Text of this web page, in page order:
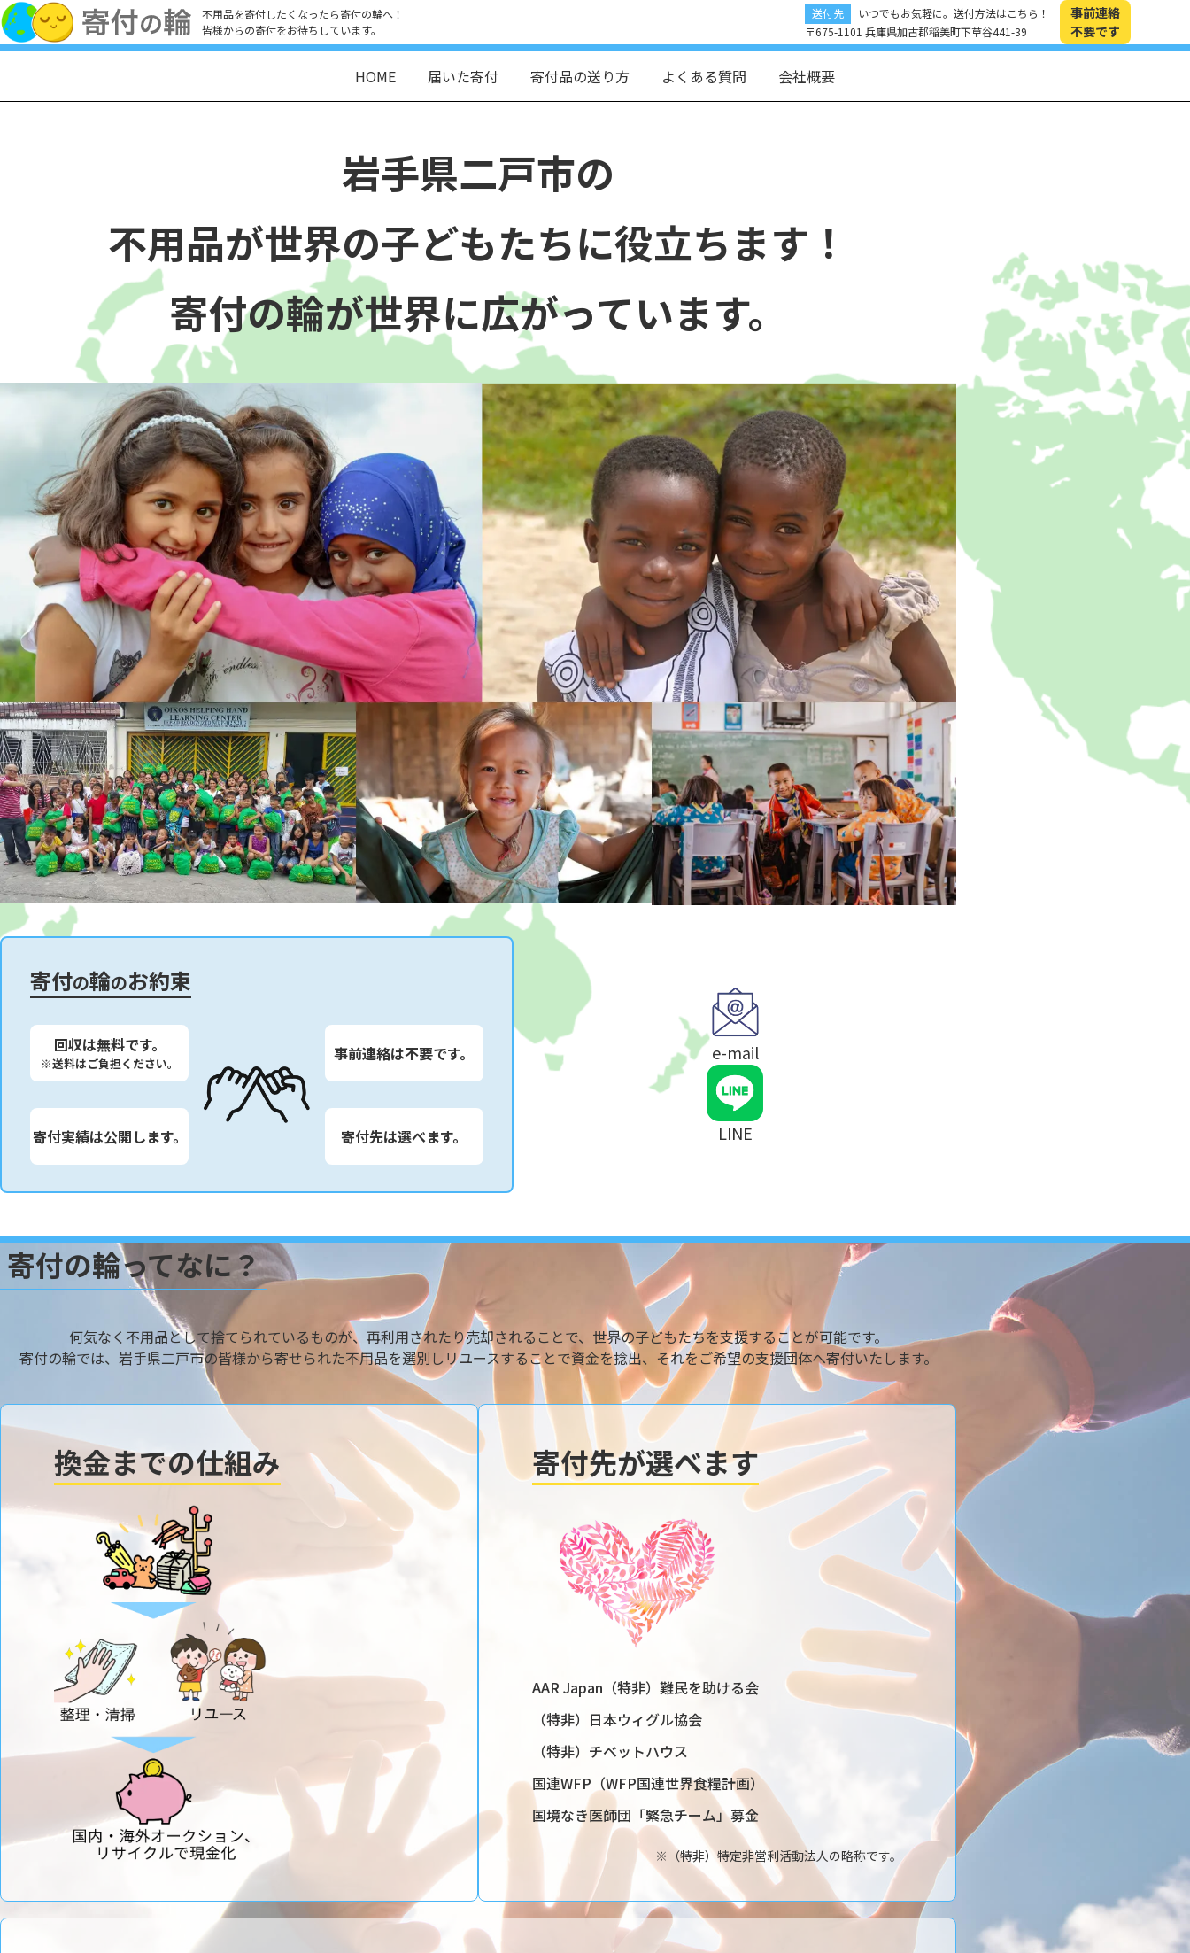
不用品を寄付したくなったら寄付の輪へ！
皆様からの寄付をお待ちしています。
送付先
いつでもお気軽に。送付方法はこちら！
〒675-1101 兵庫県加古郡稲美町下草谷441-39
事前連絡
不要です
HOME 届いた寄付 寄付品の送り方 よくある質問 会社概要
岩手県二戸市の
不用品が世界の子どもたちに役立ちます！
寄付の輪が世界に広がっています。
寄付の輪のお約束
回収は無料です。
※送料はご負担ください。 事前連絡は不要です。
寄付実績は公開します。 寄付先は選べます。
e-mail
LINE
寄付の輪ってなに？
何気なく不用品として捨てられているものが、再利用されたり売却されることで、世界の子どもたちを支援することが可能です。
寄付の輪では、岩手県二戸市の皆様から寄せられた不用品を選別しリユースすることで資金を捻出、それをご希望の支援団体へ寄付いたします。
換金までの仕組み 寄付先が選べます
AAR Japan（特非）難民を助ける会
（特非）日本ウィグル協会
（特非）チベットハウス
国連WFP（WFP国連世界食糧計画）
国境なき医師団「緊急チーム」募金
※（特非）特定非営利活動法人の略称です。